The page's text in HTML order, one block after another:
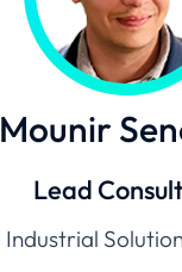
Mounir
Lead
Industrial